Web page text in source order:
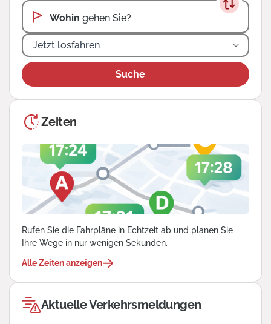
Wohin gehen Sie?
Jetzt losfahren
Suche
Zeiten
Rufen Sie die Fahrpläne in Echtzeit ab und planen Sie
Ihre Wege in nur wenigen Sekunden.
Alle Zeiten anzeigen
Aktuelle Verkehrsmeldungen